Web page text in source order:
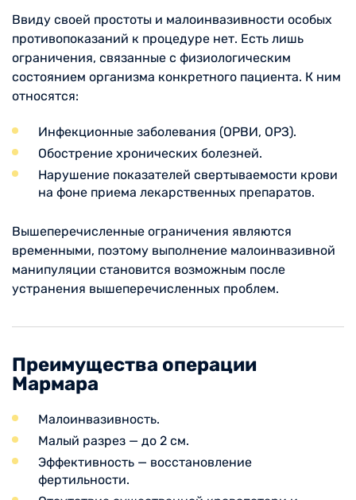
Ввиду своей простоты и малоинвазивности особых
противопоказаний к процедуре нет. Есть лишь
ограничения, связанные с физиологическим
состоянием организма конкретного пациента. К ним
относятся:
Инфекционные заболевания (ОРВИ, ОРЗ).
Обострение хронических болезней.
Нарушение показателей свертываемости крови
на фоне приема лекарственных препаратов.
Вышеперечисленные ограничения являются
временными, поэтому выполнение малоинвазивной
манипуляции становится возможным после
устранения вышеперечисленных проблем.
Преимущества операции
Мармара
Малоинвазивность.
Малый разрез — до 2 см.
Эффективность — восстановление
фертильности.